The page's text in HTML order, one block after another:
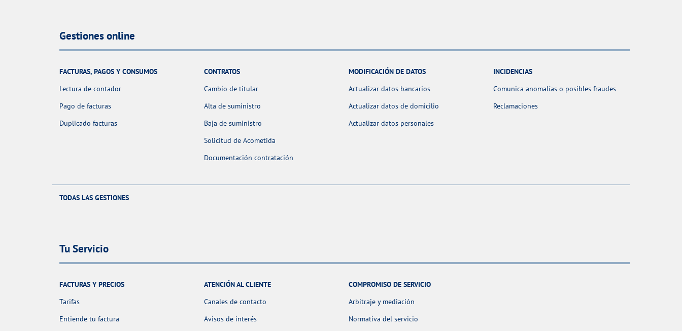
Gestiones online
FACTURAS, PAGOS Y CONSUMOS
Lectura de contador
Pago de facturas
Duplicado facturas
CONTRATOS
Cambio de titular
Alta de suministro
Baja de suministro
Solicitud de Acometida
Documentación contratación
MODIFICACIÓN DE DATOS
Actualizar datos bancarios
Actualizar datos de domicilio
Actualizar datos personales
INCIDENCIAS
Comunica anomalías o posibles fraudes
Reclamaciones
TODAS LAS GESTIONES
Tu Servicio
FACTURAS Y PRECIOS
Tarifas
Entiende tu factura
ATENCIÓN AL CLIENTE
Canales de contacto
Avisos de interés
COMPROMISO DE SERVICIO
Arbitraje y mediación
Normativa del servicio